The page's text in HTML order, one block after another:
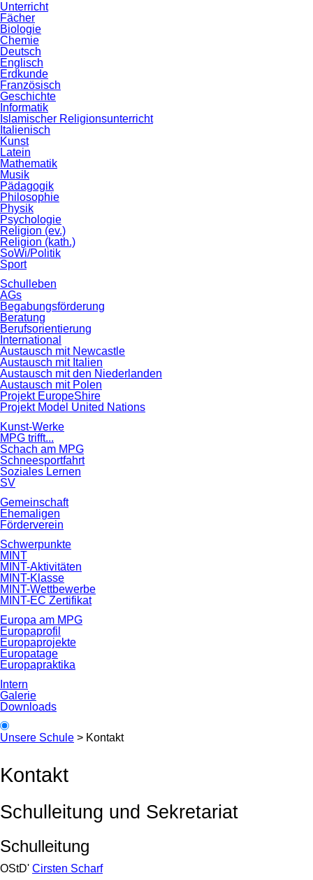
Unterricht
Fächer
Biologie
Chemie
Deutsch
Englisch
Erdkunde
Französisch
Geschichte
Informatik
Islamischer Religionsunterricht
Italienisch
Kunst
Latein
Mathematik
Musik
Pädagogik
Philosophie
Physik
Psychologie
Religion (ev.)
Religion (kath.)
SoWi/Politik
Sport
Schulleben
AGs
Begabungsförderung
Beratung
Berufsorientierung
International
Austausch mit Newcastle
Austausch mit Italien
Austausch mit den Niederlanden
Austausch mit Polen
Projekt EuropeShire
Projekt Model United Nations
Kunst-Werke
MPG trifft...
Schach am MPG
Schneesportfahrt
Soziales Lernen
SV
Gemeinschaft
Ehemaligen
Förderverein
Schwerpunkte
MINT
MINT-Aktivitäten
MINT-Klasse
MINT-Wettbewerbe
MINT-EC Zertifikat
Europa am MPG
Europaprofil
Europaprojekte
Europatage
Europapraktika
Intern
Galerie
Downloads
Unsere Schule > Kontakt
Kontakt
Schulleitung und Sekretariat
Schulleitung
OStD' Cirsten Scharf